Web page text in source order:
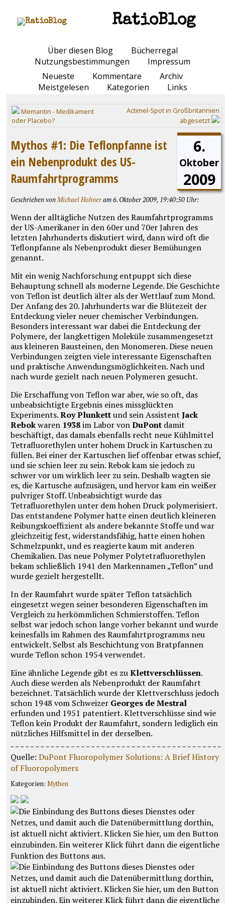
RatioBlog
Über diesen Blog
Bücherregal
Nutzungsbestimmungen
Impressum
Neueste
Kommentare
Archiv
Meistgelesen
Kategorien Links
Memantin - Medikament
oder Placebo?
Actimel-Spot in Großbritannien
abgesetzt
6.
Oktober
2009
Mythos #1: Die Teflonpfanne ist
ein Nebenprodukt des US-
Raumfahrtprogramms
Geschrieben vonMichael Hohneram 6. Oktober 2009, 19:40:50 Uhr:
Wenn der alltägliche Nutzen des Raumfahrtprogramms
der US-Amerikaner in den 60er und 70er Jahren des
letzten Jahrhunderts diskutiert wird, dann wird oft die
Teflonpfanne als Nebenprodukt dieser Bemühungen
genannt.
Mit ein wenig Nachforschung entpuppt sich diese
Behauptung schnell als moderne Legende. Die Geschichte
von Teflon ist deutlich älter als der Wettlauf zum Mond.
Der Anfang des 20. Jahrhunderts war die Blütezeit der
Entdeckung vieler neuer chemischer Verbindungen.
Besonders interessant war dabei die Entdeckung der
Polymere, der langkettigen Moleküle zusammengesetzt
aus kleineren Bausteinen, den Monomeren. Diese neuen
Verbindungen zeigten viele interessante Eigenschaften
und praktische Anwendungsmöglichkeiten. Nach und
nach wurde gezielt nach neuen Polymeren gesucht.
Die Erschaffung von Teflon war aber, wie so oft, das
unbeabsichtigte Ergebnis eines missglückten
Experiments.Roy Plunkettund sein Assistent Jack
Rebokwaren 1938im Labor vonDuPontdamit
beschäftigt, das damals ebenfalls recht neue Kühlmittel
Tetrafluorethylen unter hohem Druck in Kartuschen zu
füllen. Bei einer der Kartuschen lief offenbar etwas schief,
und sie schien leer zu sein. Rebok kam sie jedoch zu
schwer vor um wirklich leer zu sein. Deshalb wagten sie
es, die Kartusche aufzusägen, und hervor kam ein weißer
pulvriger Stoff. Unbeabsichtigt wurde das
Tetrafluorethylen unter dem hohen Druck polymerisiert.
Das entstandene Polymer hatte einen deutlich kleineren
Reibungskoeffizient als andere bekannte Stoffe und war
gleichzeitig fest, widerstandsfähig, hatte einen hohen
Schmelzpunkt, und es reagierte kaum mit anderen
Chemikalien. Das neue Polymer Polytetrafluorethylen
bekam schließlich 1941 denMarkennamen „Teflon” und
wurde gezielt hergestellt.
In der Raumfahrt wurde später Teflon tatsächlich
eingesetzt wegen seiner besonderen Eigenschaften im
Vergleich zu herkömmlichen Schmierstoffen. Teflon
selbst war jedoch schon lange vorher bekannt und wurde
keinesfalls im Rahmen des Raumfahrtprogramms neu
entwickelt. Selbst als Beschichtung von Bratpfannen
wurde Teflon schon 1954 verwendet.
Eine ähnliche Legende gibt es zuKlettverschlüssen.
Auch diese werden als Nebenprodukt der Raumfahrt
bezeichnet. Tatsächlich wurde der Klettverschluss jedoch
schon 1948 vom Schweizer Georges de Mestral
erfunden und 1951 patentiert. Klettverschlüsse sind wie
Teflon kein Produkt der Raumfahrt, sondern lediglich ein
nützliches Hilfsmittel in der derselben.
Quelle: DuPont Fluoropolymer Solutions: A Brief History
of Fluoropolymers
Kategorien: Mythen